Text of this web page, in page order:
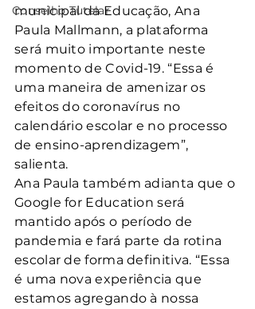
Conselho Tutelar
municipal da Educação, Ana
Paula Mallmann, a plataforma
será muito importante neste
momento de Covid-19. “Essa é
uma maneira de amenizar os
efeitos do coronavírus no
calendário escolar e no processo
de ensino-aprendizagem”,
salienta.
Ana Paula também adianta que o
Google for Education será
mantido após o período de
pandemia e fará parte da rotina
escolar de forma definitiva. “Essa
é uma nova experiência que
estamos agregando à nossa